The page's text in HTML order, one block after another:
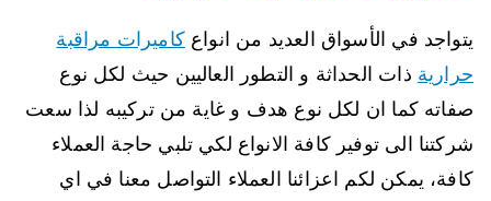
يتواجد في الأسواق العديد من انواعكاميرات مراقبة
حرارية ذات الحداثة و التطور العاليين حيث لكل نوع
صفاته كما ان لكل نوع هدف و غاية من تركيبه لذا سعت
شركتنا الى توفير كافة الانواع لكي تلبي حاجة العملاء
كافة، يمكن لكم اعزائنا العملاء التواصل معنا في اي